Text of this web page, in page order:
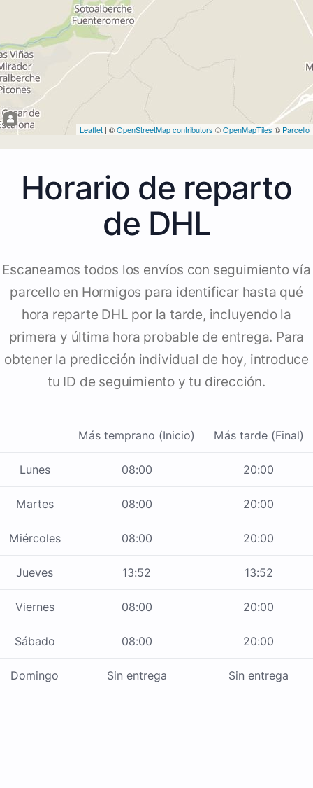
Leaflet | ©OpenStreetMap contributors ©OpenMapTiles © Parcello
Horario de reparto
de DHL
Escaneamos todos los envíos con seguimiento vía
parcello en Hormigos para identificar hasta qué
hora reparte DHL por la tarde, incluyendo la
primera y última hora probable de entrega. Para
obtener la predicción individual de hoy, introduce
tu ID de seguimiento y tu dirección.
Más temprano (Inicio) Más tarde (Final)
Lunes 08:00 20:00
Martes 08:00 20:00
Miércoles 08:00 20:00
Jueves 13:52 13:52
Viernes 08:00 20:00
Sábado 08:00 20:00
Domingo Sin entrega Sin entrega